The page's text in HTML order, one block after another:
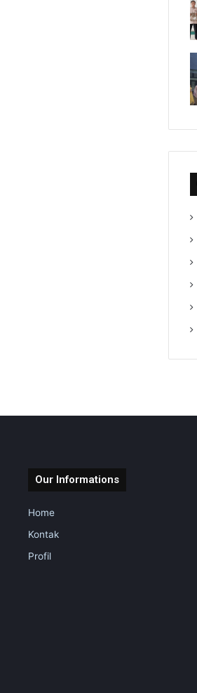
Our Informations
Home
Kontak
Profil